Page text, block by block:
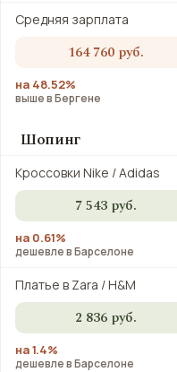
Средняя зарплата
164 760 руб.
на 48.52%
выше в Бергене
Шопинг
Кроссовки Nike / Adidas
7 543 руб.
на 0.61%
дешевле в Барселоне
Платье в Zara / H&M
2 836 руб.
на 1.4%
дешевле в Барселоне